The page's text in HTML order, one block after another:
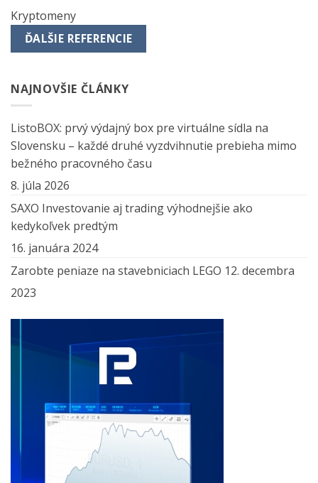
Kryptomeny
ĎALŠIE REFERENCIE
NAJNOVŠIE ČLÁNKY
ListoBOX: prvý výdajný box pre virtuálne sídla na
Slovensku – každé druhé vyzdvihnutie prebieha mimo
bežného pracovného času
8. júla 2026
SAXO Investovanie aj trading výhodnejšie ako
kedykoľvek predtým
16. januára 2024
Zarobte peniaze na stavebniciach LEGO 12. decembra
2023